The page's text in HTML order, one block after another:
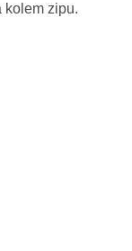
kolem zipu.